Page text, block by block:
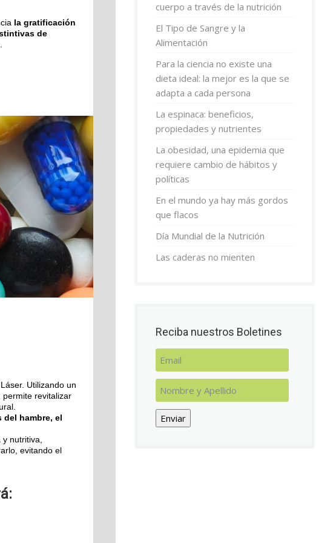
la gratificación
de
Utilizando un
revitalizar
del hambre, el
nutritiva,
evitando el
cuerpo a través de la nutrición
El Tipo de Sangre y la
Alimentación
Para la ciencia no existe una
dieta ideal: la mejor es la que se
adapta a cada persona
La espinaca: beneficios,
propiedades y nutrientes
La obesidad, una epidemia que
requiere cambio de hábitos y
políticas
En el mundo ya hay más gordos
que flacos
Día Mundial de la Nutrición
Las caderas no mienten
Reciba nuestros Boletines
Enviar